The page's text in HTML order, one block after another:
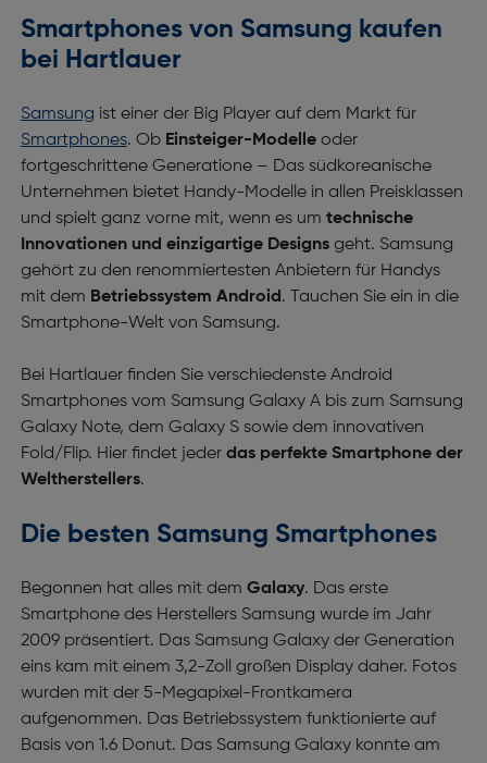
Smartphones von Samsung kaufen
bei Hartlauer
Samsung ist einer der Big Player auf dem Markt für
Smartphones. Ob Einsteiger-Modelleoder
fortgeschrittene Generatione – Das südkoreanische
Unternehmen bietet Handy-Modelle in allen Preisklassen
und spielt ganz vorne mit, wenn es um technische
Innovationen und einzigartige Designsgeht. Samsung
gehört zu den renommiertesten Anbietern für Handys
mit dem Betriebssystem Android . Tauchen Sie ein in die
Smartphone-Welt von Samsung.
Bei Hartlauer finden Sie verschiedenste Android
Smartphones vom Samsung Galaxy A bis zum Samsung
Galaxy Note, dem Galaxy S sowie dem innovativen
Fold/Flip. Hier findet jeder das perfekte Smartphone der
Weltherstellers.
Die besten Samsung Smartphones
Begonnen hat alles mit dem Galaxy. Das erste
Smartphone des Herstellers Samsung wurde im Jahr
2009 präsentiert. Das Samsung Galaxy der Generation
eins kam mit einem 3,2-Zoll großen Display daher. Fotos
wurden mit der 5-Megapixel-Frontkamera
aufgenommen. Das Betriebssystem funktionierte auf
Basis von 1.6 Donut. Das Samsung Galaxy konnte am